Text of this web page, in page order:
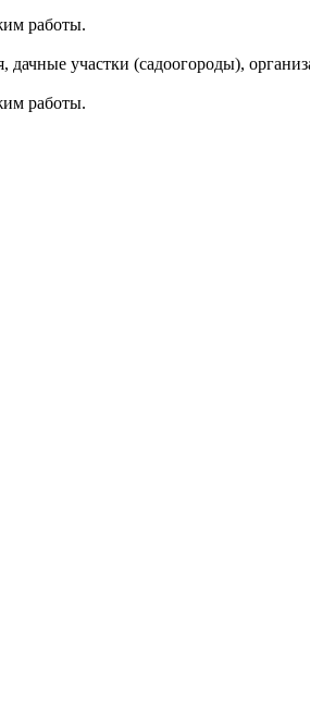
работы.
участки (садоогороды),
работы.